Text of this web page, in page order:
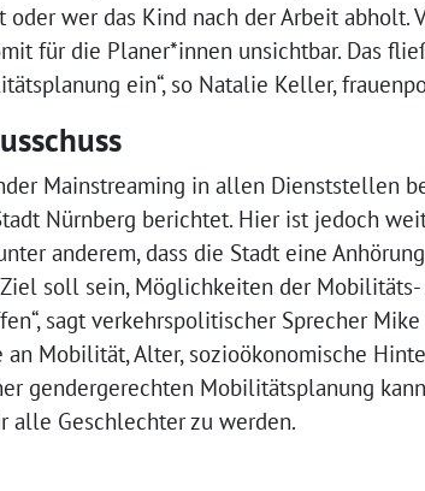
wer das Kind nach der Arbeit abholt.
für die Planer*innen unsichtbar. Das
ein“, so Natalie Keller,
Mainstreaming in allen Dienststellen
Nürnberg berichtet. Hier ist jedoch
anderem, dass die Stadt eine
soll sein, Möglichkeiten der
sagt verkehrspolitischer Sprecher
Mobilität, Alter, sozioökonomische
gendergerechten Mobilitätsplanung
alle Geschlechter zu werden.